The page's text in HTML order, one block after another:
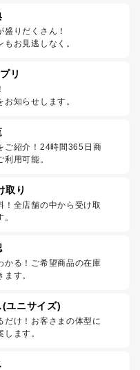
盛りだくさん！
お見逃しなく。
リ
知らせします。
ご紹介！24時間365日商
用可能。
取り
！全店舗の中から受け取
かる！ご希望商品の在庫
す。
ユニサイズ)
だけ！お客さまの体型に
ます。